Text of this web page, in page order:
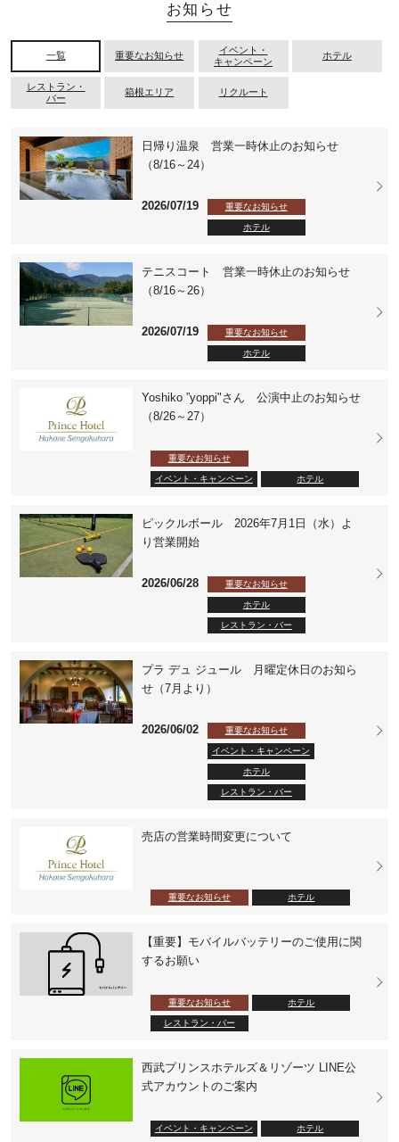
お知らせ
一覧 重要なお知らせ
イベント・
キャンペーン
ホテル
レストラン・
バー
箱根エリア リクルート
日帰り温泉 営業一時休止のお知らせ
（8/16～24）
2026/07/19 重要なお知らせ
ホテル
テニスコート 営業一時休止のお知らせ
（8/16～26）
2026/07/19 重要なお知らせ
ホテル
Yoshiko ”yoppi"さん 公演中止のお知らせ
（8/26～27）
重要なお知らせ
イベント・キャンペーン ホテル
ピックルボール 2026年7月1日（水）よ
り営業開始
2026/06/28 重要なお知らせ
ホテル
レストラン・バー
プラ デュ ジュール 月曜定休日のお知ら
せ（7月より）
2026/06/02 重要なお知らせ
イベント・キャンペーン
ホテル
レストラン・バー
売店の営業時間変更について
重要なお知らせ ホテル
【重要】モバイルバッテリーのご使用に関
するお願い
重要なお知らせ ホテル
レストラン・バー
西武プリンスホテルズ＆リゾーツ LINE公
式アカウントのご案内
イベント・キャンペーン ホテル